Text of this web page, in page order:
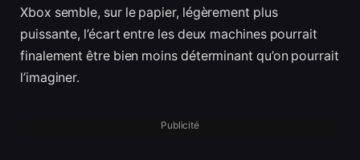
Xbox semble, sur le papier, légèrement plus
puissante, l’écart entre les deux machines pourrait
finalement être bien moins déterminant qu’on pourrait
l’imaginer.
Publicité